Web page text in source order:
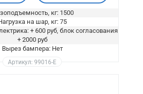
кг: 1500
на шар, кг: 75
+ 600 руб, блок согласования
+ 2000 руб
Вырез бампера: Нет
Артикул: 99016-E